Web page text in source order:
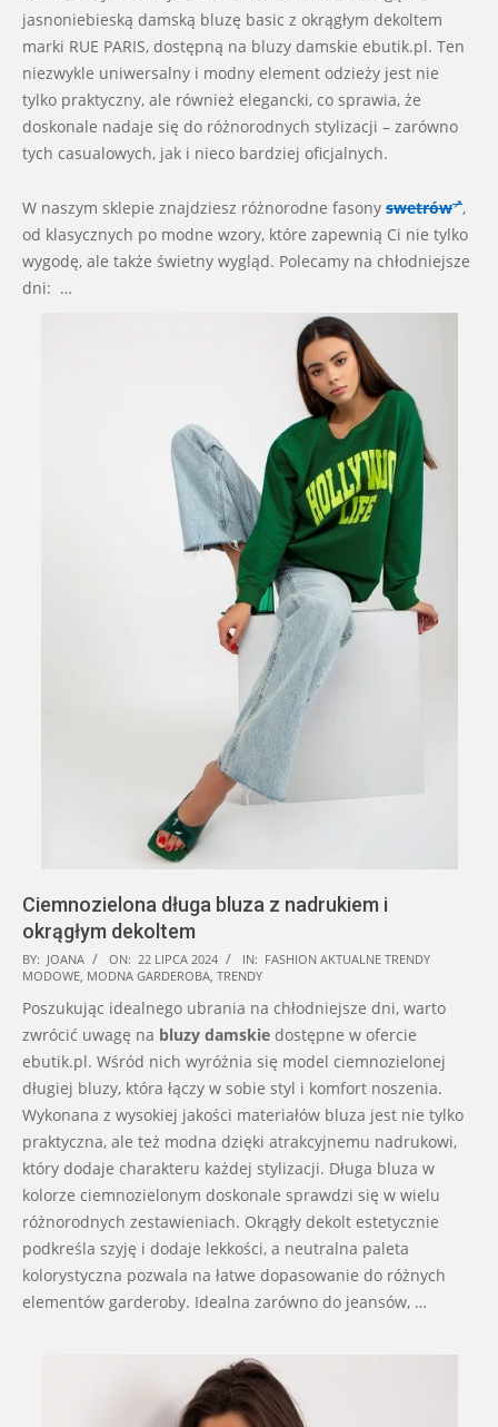
jasnoniebieską damską bluzę basic z okrągłym dekoltem
marki RUE PARIS, dostępną na bluzy damskie ebutik.pl. Ten
niezwykle uniwersalny i modny element odzieży jest nie
tylko praktyczny, ale również elegancki, co sprawia, że
doskonale nadaje się do różnorodnych stylizacji – zarówno
tych casualowych, jak i nieco bardziej oficjalnych.
W naszym sklepie znajdziesz różnorodne fasony swetrów ,
od klasycznych po modne wzory, które zapewnią Ci nie tylko
wygodę, ale także świetny wygląd. Polecamy na chłodniejsze
dni: …
Ciemnozielona długa bluza z nadrukiem i
okrągłym dekoltem
2024-
07-
22
BY: JOANA ON: 22 LIPCA 2024 IN: FASHION AKTUALNE TRENDY
MODOWE MODNA GARDEROBA TRENDY
Poszukując idealnego ubrania na chłodniejsze dni, warto
zwrócić uwagę na bluzy damskie dostępne w ofercie
ebutik.pl. Wśród nich wyróżnia się model ciemnozielonej
długiej bluzy, która łączy w sobie styl i komfort noszenia.
Wykonana z wysokiej jakości materiałów bluza jest nie tylko
praktyczna, ale też modna dzięki atrakcyjnemu nadrukowi,
który dodaje charakteru każdej stylizacji. Długa bluza w
kolorze ciemnozielonym doskonale sprawdzi się w wielu
różnorodnych zestawieniach. Okrągły dekolt estetycznie
podkreśla szyję i dodaje lekkości, a neutralna paleta
kolorystyczna pozwala na łatwe dopasowanie do różnych
elementów garderoby. Idealna zarówno do jeansów, …